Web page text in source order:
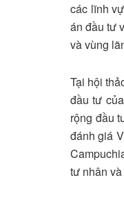
các lĩnh
án đầu tư
và vùng
Tại hội
đầu tư
rộng đầu
đánh giá
tư nhân